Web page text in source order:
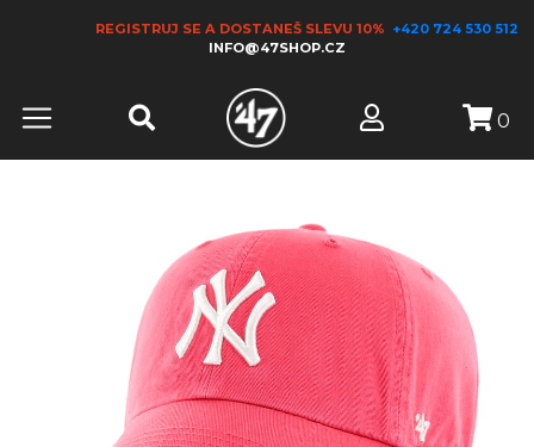
REGISTRUJ SE A DOSTANEŠ SLEVU 10% +420 724 530 512
INFO@47SHOP.CZ
0